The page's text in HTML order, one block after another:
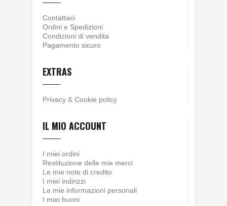
Contattaci
Ordini e Spedizioni
Condizioni di vendita
Pagamento sicuro
EXTRAS
Privacy & Cookie policy
IL MIO ACCOUNT
I miei ordini
Restituzione delle mie merci
Le mie note di credito
I miei indirizzi
Le mie informazioni personali
I miei buoni